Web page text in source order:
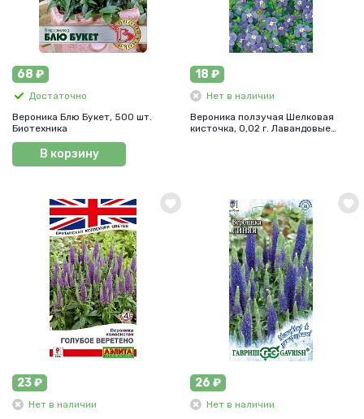
68 ₽
Достаточно
Вероника Блю Букет, 500 шт.
Биотехника
В корзину
18 ₽
Нет в наличии
Вероника ползучая Шелковая
кисточка, 0,02 г. Лавандовые
23 ₽
Нет в наличии
26 ₽
Нет в наличии